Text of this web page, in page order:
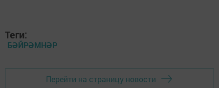
Теги:
БӘЙРӘМНӘР
Перейти на страницу новости